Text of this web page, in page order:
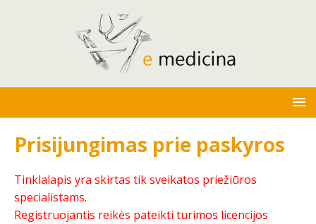
Prisijungimas prie paskyros
Tinklalapis yra skirtas tik sveikatos priežiūros
specialistams.
Registruojantis reikės pateikti turimos licencijos